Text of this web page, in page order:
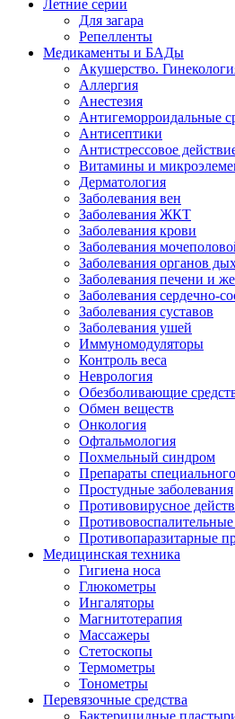
Летние серии
Для загара
Репелленты
Медикаменты и БАДы
Акушерство.
Аллергия
Анестезия
Антигеморроидальные
Антисептики
Антистрессовое
Витамины и
Дерматология
Заболевания вен
Заболевания ЖКТ
Заболевания крови
Заболевания
Заболевания органов
Заболевания печени и
Заболевания сердечно-
Заболевания суставов
Заболевания ушей
Иммуномодуляторы
Контроль веса
Неврология
Обезболивающие
Обмен веществ
Онкология
Офтальмология
Похмельный синдром
Препараты
Простудные заболевания
Противовирусное
Противовоспалительные
Противопаразитарные
Медицинская техника
Гигиена носа
Глюкометры
Ингаляторы
Магнитотерапия
Массажеры
Стетоскопы
Термометры
Тонометры
Перевязочные средства
Бактерицидные